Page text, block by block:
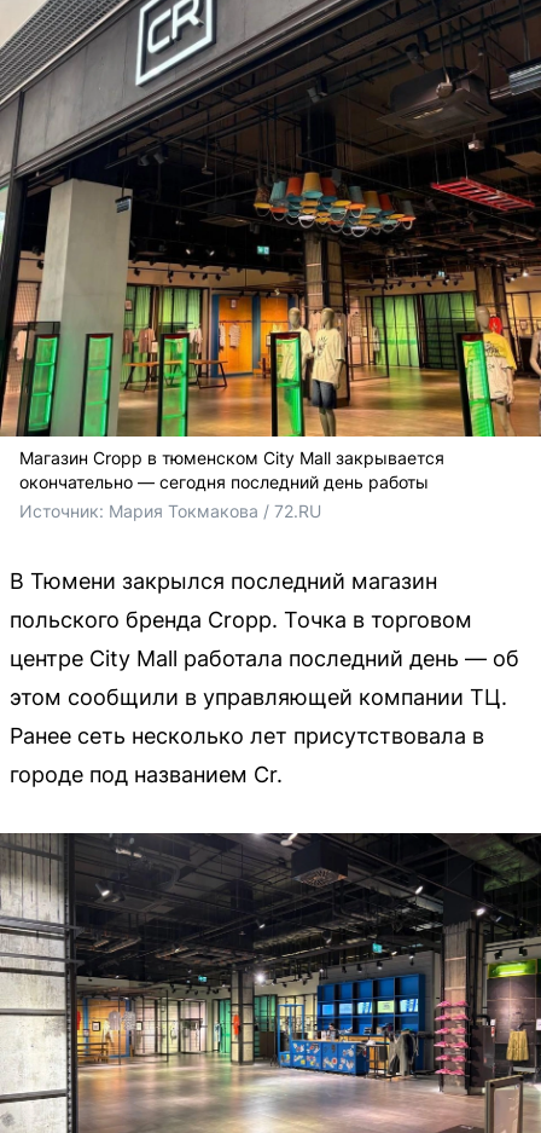
Магазин Cropp в тюменском City Mall закрывается
окончательно — сегодня последний день работы
Источник: Мария Токмакова / 72.RU
В Тюмени закрылся последний магазин
польского бренда Cropp. Точка в торговом
центре City Mall работала последний день — об
этом сообщили в управляющей компании ТЦ.
Ранее сеть несколько лет присутствовала в
городе под названием Cr.